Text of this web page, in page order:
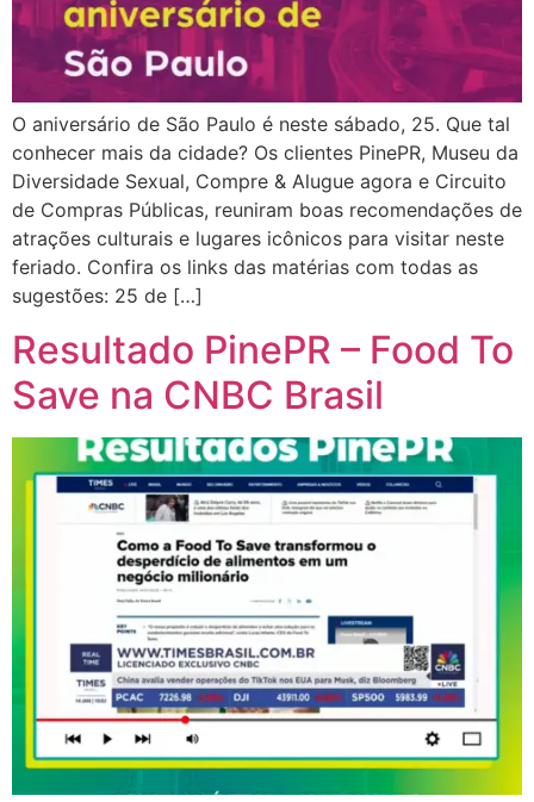
O aniversário de São Paulo é neste sábado, 25. Que tal
conhecer mais da cidade? Os clientes PinePR, Museu da
Diversidade Sexual, Compre & Alugue agora e Circuito
de Compras Públicas, reuniram boas recomendações de
atrações culturais e lugares icônicos para visitar neste
feriado. Confira os links das matérias com todas as
sugestões: 25 de […]
Resultado PinePR – Food To
Save na CNBC Brasil